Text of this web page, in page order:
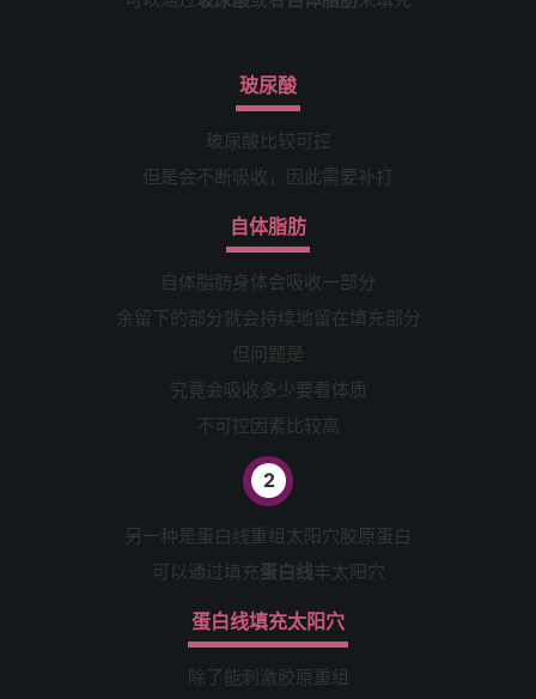
玻尿酸
玻尿酸比较可控
但是会不断吸收，因此需要补打
自体脂肪
自体脂肪身体会吸收一部分
余留下的部分就会持续地留在填充部分
但问题是
究竟会吸收多少要看体质
不可控因素比较高
2
另一种是蛋白线重组太阳穴胶原蛋白
可以通过填充蛋白线丰太阳穴
蛋白线填充太阳穴
除了能刺激胶原重组